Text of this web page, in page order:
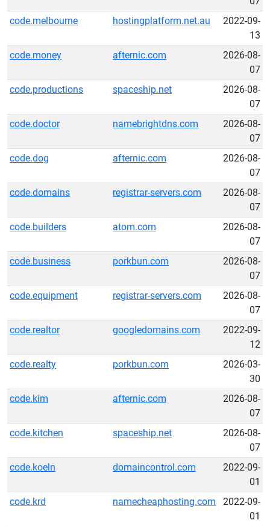
code.melbourne
hostingplatform.net.au
2022-09-
13
code.money
afternic.com
2026-08-
07
code.productions
spaceship.net
2026-08-
07
code.doctor
namebrightdns.com
2026-08-
07
code.dog
afternic.com
2026-08-
07
code.domains
registrar-servers.com
2026-08-
07
code.builders
atom.com
2026-08-
07
code.business
porkbun.com
2026-08-
07
code.equipment
registrar-servers.com
2026-08-
07
code.realtor
googledomains.com
2022-09-
12
code.realty
porkbun.com
2026-03-
30
code.kim
afternic.com
2026-08-
07
code.kitchen
spaceship.net
2026-08-
07
code.koeln
domaincontrol.com
2022-09-
01
code.krd
namecheaphosting.com
2022-09-
01